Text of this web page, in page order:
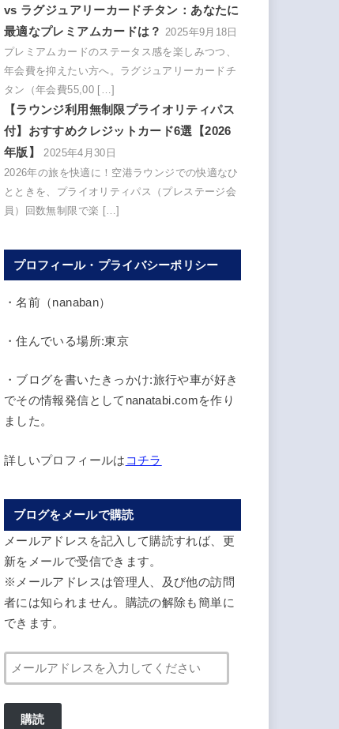
vs ラグジュアリーカードチタン：あなたに
最適なプレミアムカードは？ 2025年9月18日
プレミアムカードのステータス感を楽しみつつ、
年会費を抑えたい方へ。ラグジュアリーカードチ
タン（年会費55,00 […]
【ラウンジ利用無制限プライオリティパス
付】おすすめクレジットカード6選【2026
年版】
2025年4月30日
2026年の旅を快適に！空港ラウンジでの快適なひ
とときを、プライオリティパス（プレステージ会
員）回数無制限で楽 […]
プロフィール・プライバシーポリシー
・名前（nanaban）
・住んでいる場所:東京
・ブログを書いたきっかけ:旅行や車が好き
でその情報発信としてnanatabi.comを作り
ました。
詳しいプロフィールは コチラ
ブログをメールで購読
メールアドレスを記入して購読すれば、更
新をメールで受信できます。
※メールアドレスは管理人、及び他の訪問
者には知られません。購読の解除も簡単に
できます。
ー
ル
購読